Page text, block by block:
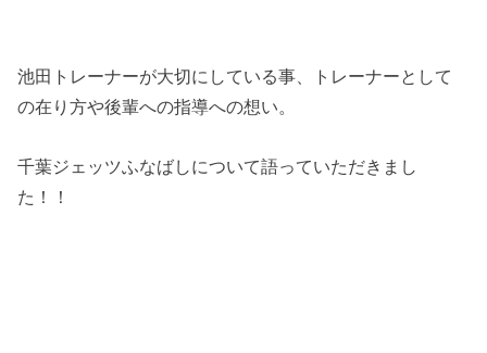
池田トレーナーが大切にしている事、トレーナーとして
の在り方や後輩への指導への想い。
千葉ジェッツふなばしについて語っていただきまし
た！！